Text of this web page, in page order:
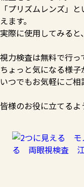
「プリズムレンズ」
えます。
実際に使用してみると
視力検査は無料で行っ
ちょっと気になる様子
いつでもお気軽にご相
皆様のお役に立てるよ